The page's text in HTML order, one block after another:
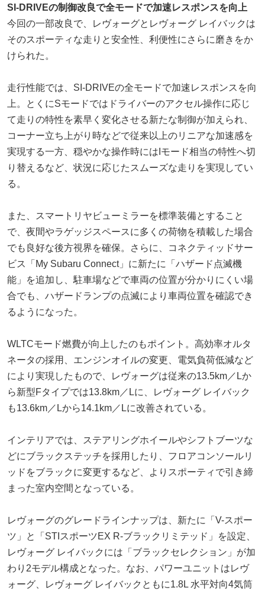
SI-DRIVEの制御改良で全モードで加速レスポンスを向上
今回の一部改良で、レヴォーグとレヴォーグ レイバックは
そのスポーティな走りと安全性、利便性にさらに磨きをか
けられた。
走行性能では、SI-DRIVEの全モードで加速レスポンスを向
上。とくにSモードではドライバーのアクセル操作に応じ
て走りの特性を素早く変化させる新たな制御が加えられ、
コーナー立ち上がり時などで従来以上のリニアな加速感を
実現する一方、穏やかな操作時にはIモード相当の特性へ切
り替えるなど、状況に応じたスムーズな走りを実現してい
る。
また、スマートリヤビューミラーを標準装備とすること
で、夜間やラゲッジスペースに多くの荷物を積載した場合
でも良好な後方視界を確保。さらに、コネクティッドサー
ビス「My Subaru Connect」に新たに「ハザード点滅機
能」を追加し、駐車場などで車両の位置が分かりにくい場
合でも、ハザードランプの点滅により車両位置を確認でき
るようになった。
WLTCモード燃費が向上したのもポイント。高効率オルタ
ネータの採用、エンジンオイルの変更、電気負荷低減など
により実現したもので、レヴォーグは従来の13.5km／Lか
ら新型Fタイプでは13.8km／Lに、レヴォーグ レイバック
も13.6km／Lから14.1km／Lに改善されている。
インテリアでは、ステアリングホイールやシフトブーツな
どにブラックステッチを採用したり、フロアコンソールリ
ッドをブラックに変更するなど、よりスポーティで引き締
まった室内空間となっている。
レヴォーグのグレードラインナップは、新たに「V-スポー
ツ」と「STIスポーツEX R-ブラックリミテッド」を設定、
レヴォーグ レイバックには「ブラックセレクション」が加
わり2モデル構成となった。なお、パワーユニットはレヴ
ォーグ、レヴォーグ レイバックともに1.8L 水平対向4気筒